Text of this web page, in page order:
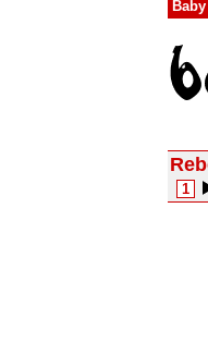
Baby
1